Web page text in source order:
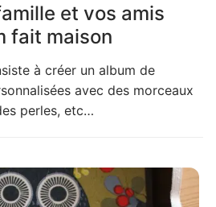
et vos amis
fait maison
à créer un album de
avec des morceaux
perles, etc…